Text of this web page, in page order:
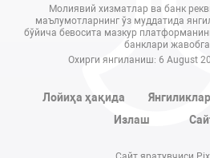
Молиявий хизматлар ва банк
маълумотларнинг ўз муддатида
бўйича бевосита мазкур
банклари
Охирги янгиланиш: 6 August
Лойиҳа ҳақида Янгиликлар
Излаш